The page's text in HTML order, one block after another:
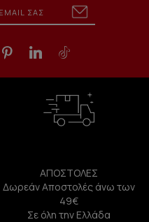
ΑΠΟΣΤΟΛΕΣ
Δωρεάν Αποστολές άνω των
49€
Σε όλη την Ελλάδα